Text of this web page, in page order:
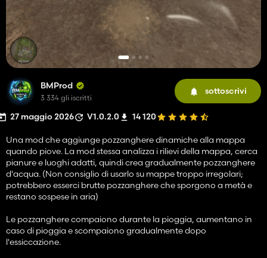
BMProd
3 334 gli iscritti
sottoscrivi
27 maggio 2026 V1.0.2.0 14 120
Una mod che aggiunge pozzanghere dinamiche alla mappa
quando piove. La mod stessa analizza i rilievi della mappa, cerca
pianure e luoghi adatti, quindi crea gradualmente pozzanghere
d'acqua. (Non consiglio di usarlo su mappe troppo irregolari;
potrebbero esserci brutte pozzanghere che sporgono a metà e
restano sospese in aria)
Le pozzanghere compaiono durante la pioggia, aumentano in
caso di pioggia e scompaiono gradualmente dopo
l'essiccazione.